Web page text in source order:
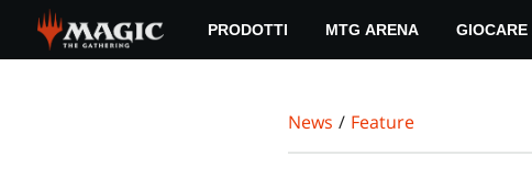
main
PRODOTTI MTG ARENA
News / Feature